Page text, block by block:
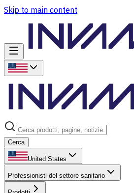
Skip to main content
Cerca
United States
Professionisti del settore sanitario